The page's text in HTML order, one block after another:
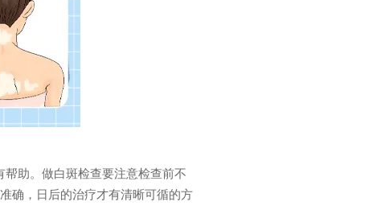
助。做白斑检查要注意检查前不
确，日后的治疗才有清晰可循的方